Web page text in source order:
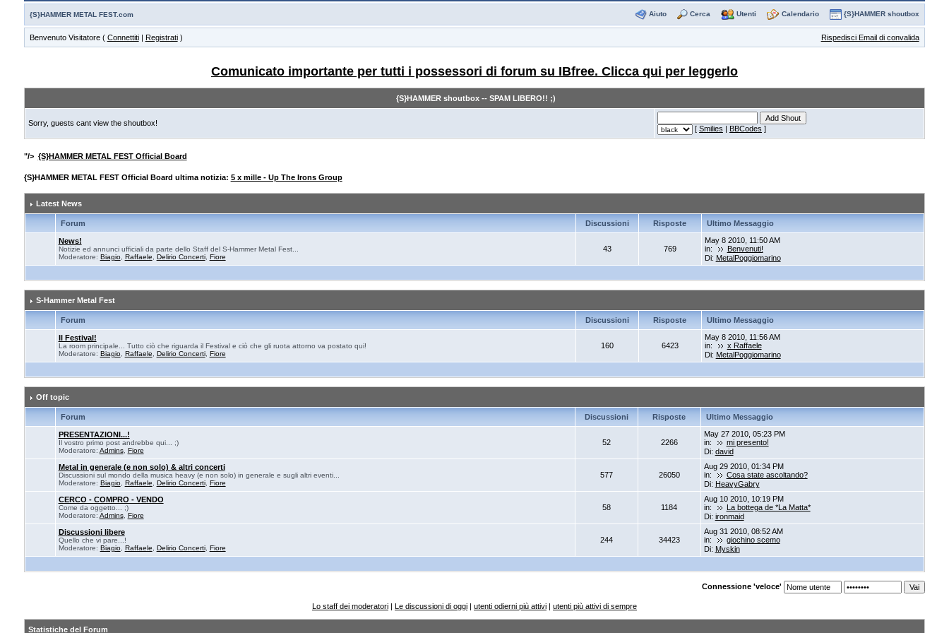
{S}HAMMER METAL FEST.com Aiuto Cerca Utenti Calendario {S}HAMMER shoutbox
Benvenuto Visitatore ( Connettiti| Registrati) Rispedisci Email di convalida
Comunicato importante per tutti i possessori di forum su IBfree. Clicca qui per leggerlo
{S}HAMMER shoutbox -- SPAM LIBERO!! ;)
Sorry, guests cant view the shoutbox!
[ Smilies BBCodes ]
"/> {S}HAMMER METAL FEST Official Board
{S}HAMMER METAL FEST Official Board ultima notizia: 5 x mille - Up The Irons Group
Latest News
Forum Discussioni Risposte Ultimo Messaggio
News!
Notizie ed annunci ufficiali da parte dello Staff del S-Hammer Metal Fest...
Moderatore: Biagio, Raffaele Delirio Concerti, Fiore
43 769
May 8 2010, 11:50 AM
in:
Benvenuti!
Di: MetalPoggiomarino
S-Hammer Metal Fest
Forum Discussioni Risposte Ultimo Messaggio
Il Festival!
La room principale... Tutto ciò che riguarda il Festival e ciò che gli ruota attorno va postato qui!
Moderatore: Biagio, Raffaele Delirio Concerti, Fiore
160 6423
May 8 2010, 11:56 AM
in:
x Raffaele
Di: MetalPoggiomarino
Off topic
Forum Discussioni Risposte Ultimo Messaggio
PRESENTAZIONI...!
Il vostro primo post andrebbe qui... ;)
Moderatore: Admins, Fiore
52 2266
May 27 2010, 05:23 PM
in:
mi presento!
Di: david
Metal in generale (e non solo) & altri concerti
Discussioni sul mondo della musica heavy (e non solo) in generale e sugli altri eventi...
Moderatore: Biagio, Raffaele Delirio Concerti, Fiore
577 26050
Aug 29 2010, 01:34 PM
in:
Cosa state ascoltando?
Di: HeavyGabry
CERCO - COMPRO - VENDO
Come da oggetto... ;)
Moderatore: Admins, Fiore
58 1184
Aug 10 2010, 10:19 PM
in:
La bottega de *La Matta*
Di: ironmaid
Discussioni libere
Quello che vi pare...!
Moderatore: Biagio, Raffaele Delirio Concerti, Fiore
244 34423
Aug 31 2010, 08:52 AM
in:
giochino scemo
Di: Myskin
Connessione 'veloce'
Lo staff dei moderatori| Le discussioni di oggi| utenti odierni più attivi| utenti più attivi di sempre
Statistiche del Forum